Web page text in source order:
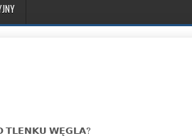
𝗧𝗟𝗘𝗡𝗞𝗨 𝗪𝗘̨𝗚𝗟𝗔?